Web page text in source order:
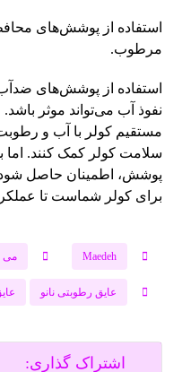
استفاده از پوشش‌های
مرطوب.
استفاده از پوشش‌های
نفوذ آب می‌تواند موثر
مستقیم کولر با آب و
سلامت کولر کمک کنند. اما
پوشش، اطمینان حاصل
برای کولر شماست تا
Maedeh می 15, 2024
عایق رطوبتی نانو